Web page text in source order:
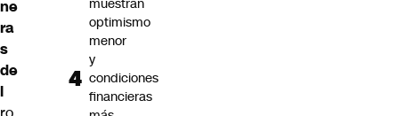
ne
ra
s
de
l
muestran
optimismo
menor
y
condiciones
financieras